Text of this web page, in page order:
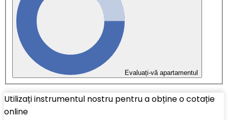
Evaluați-vă apartamentul
Utilizați instrumentul nostru pentru a obține o cotație
online